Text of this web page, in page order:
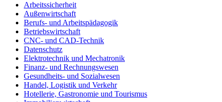
Arbeitssicherheit
Außenwirtschaft
Berufs- und Arbeitspädagogik
Betriebswirtschaft
CNC- und CAD-Technik
Datenschutz
Elektrotechnik und Mechatronik
Finanz- und Rechnungswesen
Gesundheits- und Sozialwesen
Handel, Logistik und Verkehr
Hotellerie, Gastronomie und Tourismus